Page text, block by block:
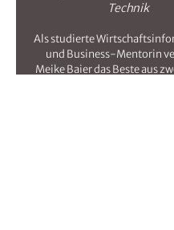
Technik
Als studierte
und Business-Mentorin
Meike Baier das Beste aus